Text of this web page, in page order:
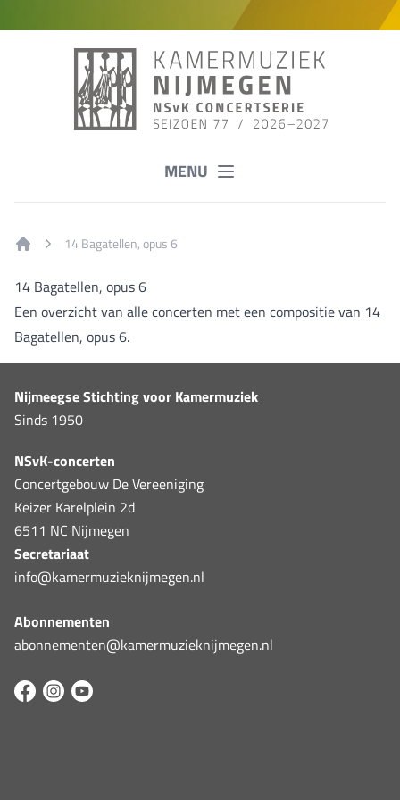
MENU
14 Bagatellen, opus 6
14 Bagatellen, opus 6
Een overzicht van alle concerten met een compositie van 14
Bagatellen, opus 6.
Nijmeegse Stichting voor Kamermuziek
Sinds 1950
NSvK-concerten
Concertgebouw De Vereeniging
Keizer Karelplein 2d
6511 NC Nijmegen
Secretariaat
info@kamermuzieknijmegen.nl
Abonnementen
abonnementen@kamermuzieknijmegen.nl